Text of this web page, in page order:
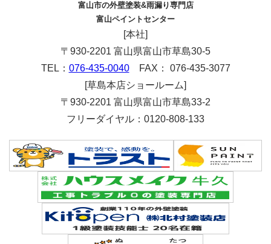
富山市の外壁塗装&雨漏り専門店
富山ペイントセンター
[本社]
〒930-2201 富山県富山市草島30-5
TEL： 076-435-0040FAX： 076-435-3077
[草島本店ショールーム]
〒930-2201 富山県富山市草島33-2
フリーダイヤル：0120-808-133